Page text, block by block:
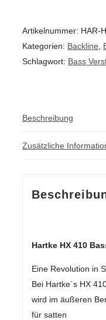
Artikelnummer: HAR-
Kategorien: Backline
Schlagwort: Bass
Beschreibung
Zusätzliche
Hartke HX 410
Eine Revolution in
Bei Hartke´s HX
wird im äußeren
für satten